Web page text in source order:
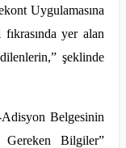
Uygulamasına
yer alan
şeklinde
Belgesinin
Gereken Bilgiler”